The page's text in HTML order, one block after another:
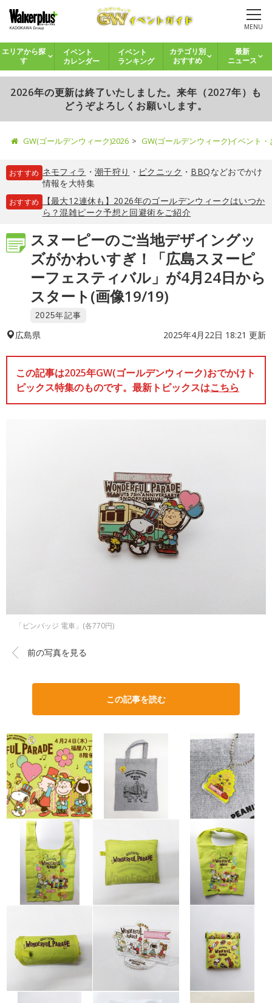
MENU
エリアから探
す
イベント
カレンダー
イベント
ランキング
カテゴリ別
おすすめ
最新
ニュース
2026年の更新は終了いたしました。来年（2027年）も
どうぞよろしくお願いします。
GW(ゴールデンウィーク)2026 GW(ゴールデンウィーク)イベント
おすすめ ネモフィラ ・ 潮干狩り ・ ピクニック ・ BBQなどおでかけ
情報を大特集
おすすめ
【最大12連休も】2026年のゴールデンウィークはいつか
ら？混雑ピーク予想と回避術をご紹介
スヌーピーのご当地デザイングッ
ズがかわいすぎ！「広島スヌーピ
ーフェスティバル」が4月24日から
スタート(画像19/19)
2025年記事
広島県 2025年4月22日 18:21 更新
この記事は2025年GW(ゴールデンウィーク)おでかけト
ピックス特集のものです。最新トピックスはこちら
「ピンバッジ 電車」(各770円)
前の写真を見る
この記事を読む